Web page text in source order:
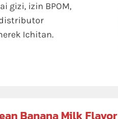
gizi, izin BPOM,
Ichitan.